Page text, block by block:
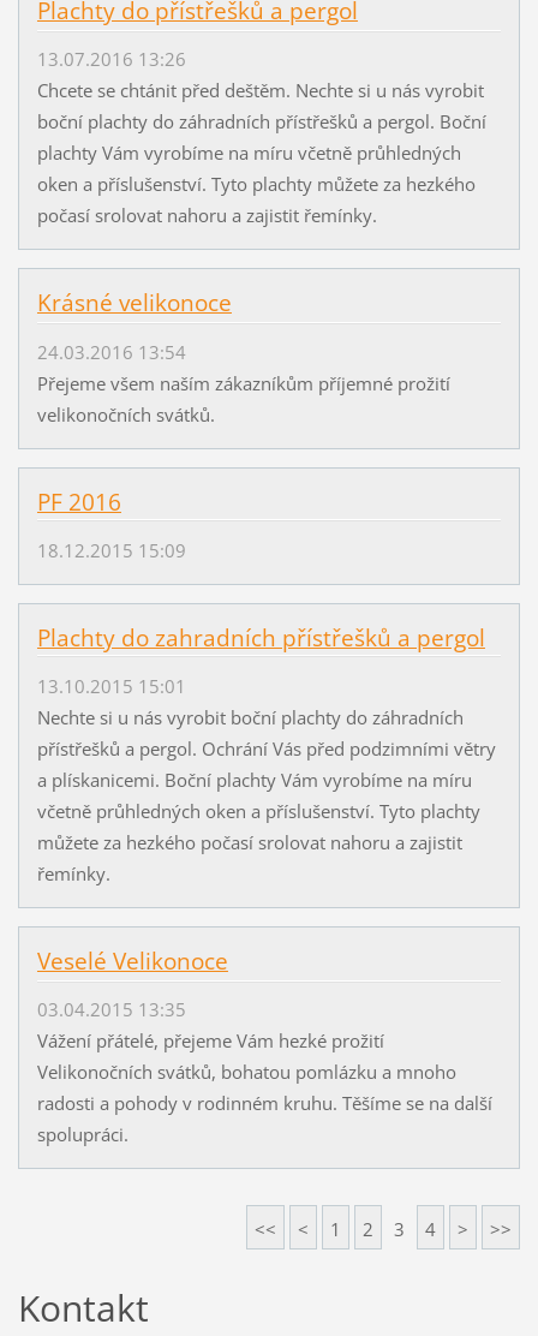
Plachty do přístřešků a pergol
13.07.2016 13:26
Chcete se chtánit před deštěm. Nechte si u nás vyrobit
boční plachty do záhradních přístřešků a pergol. Boční
plachty Vám vyrobíme na míru včetně průhledných
oken a příslušenství. Tyto plachty můžete za hezkého
počasí srolovat nahoru a zajistit řemínky.
Krásné velikonoce
24.03.2016 13:54
Přejeme všem naším zákazníkům příjemné prožití
velikonočních svátků.
PF 2016
18.12.2015 15:09
Plachty do zahradních přístřešků a pergol
13.10.2015 15:01
Nechte si u nás vyrobit boční plachty do záhradních
přístřešků a pergol. Ochrání Vás před podzimními větry
a plískanicemi. Boční plachty Vám vyrobíme na míru
včetně průhledných oken a příslušenství. Tyto plachty
můžete za hezkého počasí srolovat nahoru a zajistit
řemínky.
Veselé Velikonoce
03.04.2015 13:35
Vážení přátelé, přejeme Vám hezké prožití
Velikonočních svátků, bohatou pomlázku a mnoho
radosti a pohody v rodinném kruhu. Těšíme se na další
spolupráci.
<< < 1 2 3 4 > >>
Kontakt